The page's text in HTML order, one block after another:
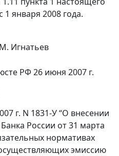
1 января 2008 года.
Игнатьев
РФ 26 июня 2007 г.
г. N 1831-У “О внесении
России от 31 марта
нормативах
эмиссию